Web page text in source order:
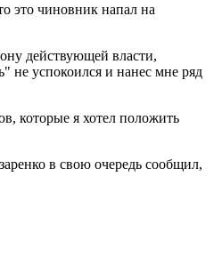
это чиновник напал на
действующей власти,
не успокоился и нанес мне ряд
которые я хотел положить
в свою очередь сообщил,